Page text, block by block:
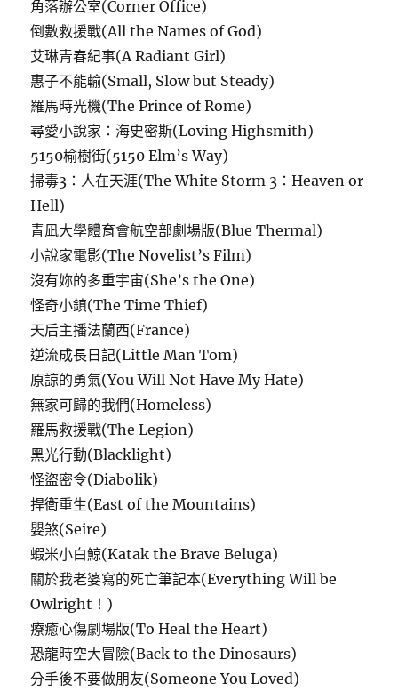
角落辦公室(Corner Office)
倒數救援戰(All the Names of God)
艾琳青春紀事(A Radiant Girl)
惠子不能輸(Small, Slow but Steady)
羅馬時光機(The Prince of Rome)
尋愛小說家：海史密斯(Loving Highsmith)
5150榆樹街(5150 Elm’s Way)
掃毒3：人在天涯(The White Storm 3：Heaven or
Hell)
青凪大學體育會航空部劇場版(Blue Thermal)
小說家電影(The Novelist’s Film)
沒有妳的多重宇宙(She’s the One)
怪奇小鎮(The Time Thief)
天后主播法蘭西(France)
逆流成長日記(Little Man Tom)
原諒的勇氣(You Will Not Have My Hate)
無家可歸的我們(Homeless)
羅馬救援戰(The Legion)
黑光行動(Blacklight)
怪盜密令(Diabolik)
捍衛重生(East of the Mountains)
嬰煞(Seire)
蝦米小白鯨(Katak the Brave Beluga)
關於我老婆寫的死亡筆記本(Everything Will be
Owlright！)
療癒心傷劇場版(To Heal the Heart)
恐龍時空大冒險(Back to the Dinosaurs)
分手後不要做朋友(Someone You Loved)